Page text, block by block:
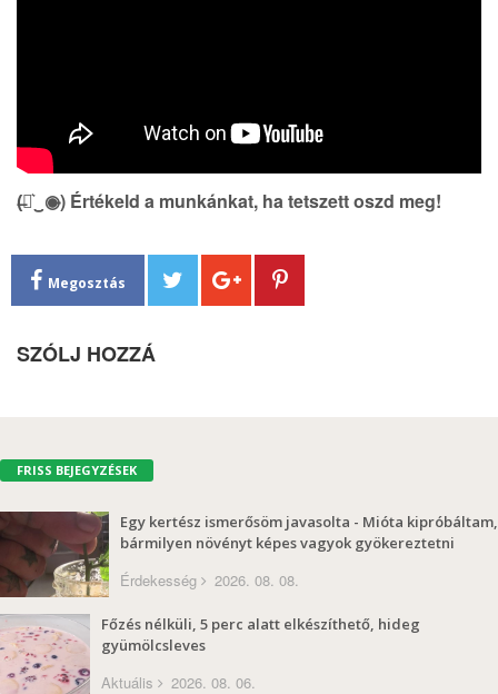
(̶◉͛‿◉̶) Értékeld a munkánkat, ha tetszett oszd meg!
Megosztás
SZÓLJ HOZZÁ
FRISS BEJEGYZÉSEK
Egy kertész ismerősöm javasolta - Mióta kipróbáltam,
bármilyen növényt képes vagyok gyökereztetni
Érdekesség 2026. 08. 08.
Főzés nélküli, 5 perc alatt elkészíthető, hideg
gyümölcsleves
Aktuális 2026. 08. 06.